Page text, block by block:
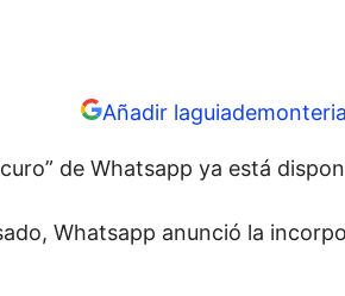
Añadir
de Whatsapp ya está
Whatsapp anunció la